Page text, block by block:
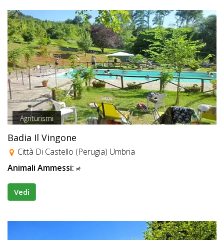
Agriturismi
Badia Il Vingone
Città Di Castello (Perugia) Umbria
Animali Ammessi:
Vedi